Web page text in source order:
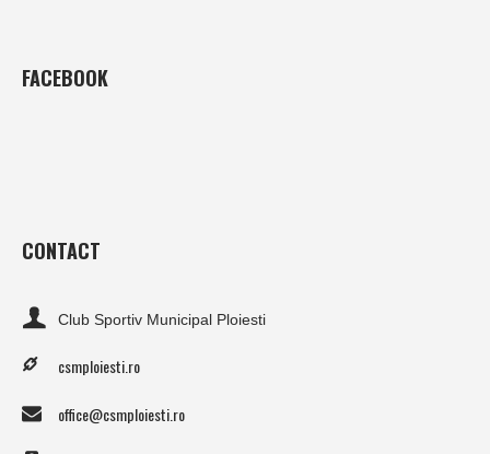
FACEBOOK
CONTACT
Club Sportiv Municipal Ploiesti
csmploiesti.ro
office@csmploiesti.ro